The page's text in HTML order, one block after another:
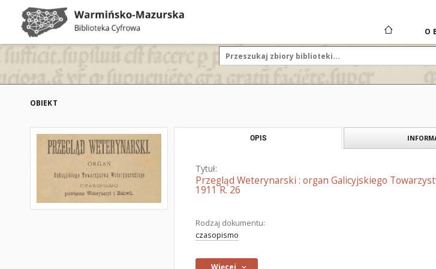
O
OBIEKT
OPIS
Tytuł:
Przegląd Weterynarski : organ Galicyjskiego
1911 R. 26
Rodzaj dokumentu:
czasopismo
Więcej